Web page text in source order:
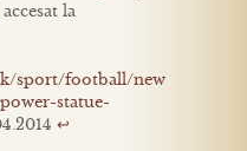
accesat la
sport/football/new
statue-
↩